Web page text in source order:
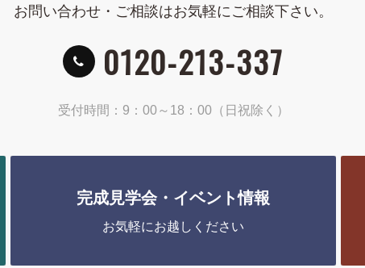
お問い合わせ・ご相談はお気軽にご相談下さい。
0120-213-337
受付時間：9：00～18：00（日祝除く）
完成見学会・イベント情報
お気軽にお越しください